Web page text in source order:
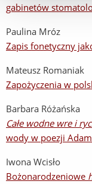
gabinetów
Paulina Mróz
Zapis fonetyczny
Mateusz Romaniak
Zapożyczenia w
Barbara Różańska
Całe wodne wre i
wody w poezji
Iwona Wcisło
Bożonarodzeniowe